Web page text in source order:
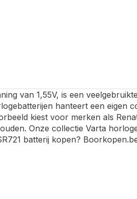
van 1,55V, is een
hanteert een eigen
kiest voor merken als
Onze collectie Varta
batterij kopen?